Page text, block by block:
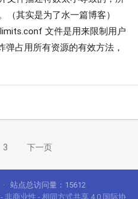
（其实是为了水一篇博客）
文件是用来限制用户
占用所有资源的有效方法，
3 下一页
站点总访问量： 15612